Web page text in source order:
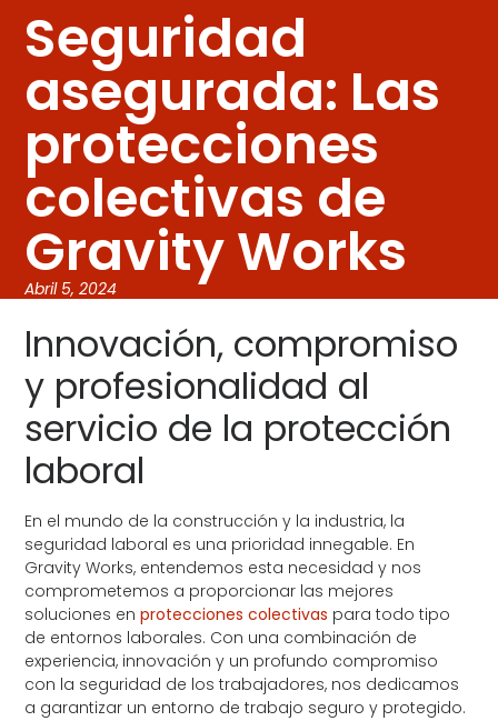
Seguridad
asegurada: Las
protecciones
colectivas de
Gravity Works
Abril 5, 2024
Innovación, compromiso
y profesionalidad al
servicio de la protección
laboral
En el mundo de la construcción y la industria, la
seguridad laboral es una prioridad innegable. En
Gravity Works, entendemos esta necesidad y nos
comprometemos a proporcionar las mejores
soluciones enprotecciones colectivas para todo tipo
de entornos laborales. Con una combinación de
experiencia, innovación y un profundo compromiso
con la seguridad de los trabajadores, nos dedicamos
a garantizar un entorno de trabajo seguro y protegido.